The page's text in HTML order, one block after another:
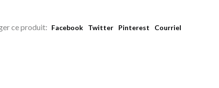
ce produit: Facebook Twitter Pinterest Courriel